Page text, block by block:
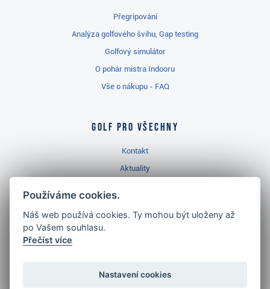
Přegripování
Analýza golfového švihu, Gap testing
Golfový simulátor
O pohár mistra Indooru
Vše o nákupu - FAQ
Golf pro všechny
Kontakt
Aktuality
Golfový slovník
Používáme cookies.
Náš web používá cookies. Ty mohou být uloženy až
po Vašem souhlasu.
Přečíst více
Nastavení cookies